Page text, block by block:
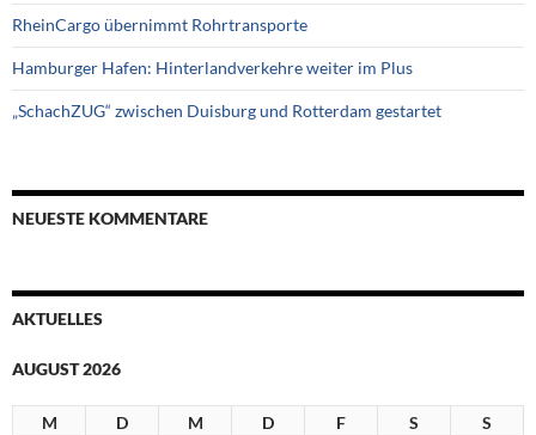
RheinCargo übernimmt Rohrtransporte
Hamburger Hafen: Hinterlandverkehre weiter im Plus
„SchachZUG“ zwischen Duisburg und Rotterdam gestartet
NEUESTE KOMMENTARE
AKTUELLES
AUGUST 2026
M D M D F S
S